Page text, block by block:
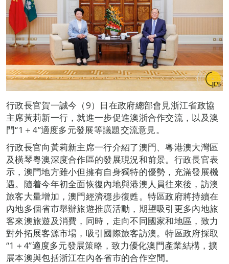
行政長官賀一誠今（9）日在政府總部會見浙江省政協
主席黃莉新一行，就進一步促進澳浙合作交流，以及澳
門“1＋4”適度多元發展等議題交流意見。
行政長官向黃莉新主席一行介紹了澳門、粵港澳大灣區
及橫琴粵澳深度合作區的發展現況和前景。行政長官表
示，澳門地方雖小但擁有自身獨特的優勢，充滿發展機
遇。隨着今年初全面恢復內地與港澳人員往來後，訪澳
旅客大量增加，澳門經濟穩步復甦。特區政府將持續在
內地多個省市舉辦旅遊推廣活動，期望吸引更多內地旅
客來澳旅遊及消費，同時，走向不同國家和地區，致力
對外拓展客源市場，吸引國際旅客訪澳。特區政府採取
“1＋4”適度多元發展策略，致力優化澳門產業結構，擴
展本澳與包括浙江在內各省市的合作空間。